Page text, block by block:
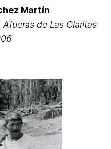
Martín
de Las Claritas